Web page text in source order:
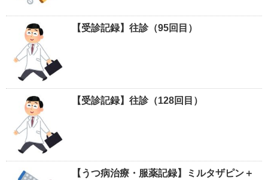
【受診記録】往診（95回目）
【受診記録】往診（128回目）
【うつ病治療・服薬記録】ミルタザピン＋